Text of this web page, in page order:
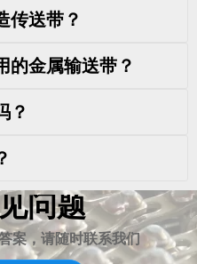
包括耐用性强、使用寿
空航天等各种行业的理
传送带？
高强度，是制造传送带
的金属输送带？
于多个因素，包括输送
？
以满足特定要求，包括
其清洁和无碎屑。定期
带磨损，确保其平稳运
运行所必需的。
问题
案，请随时联系我们